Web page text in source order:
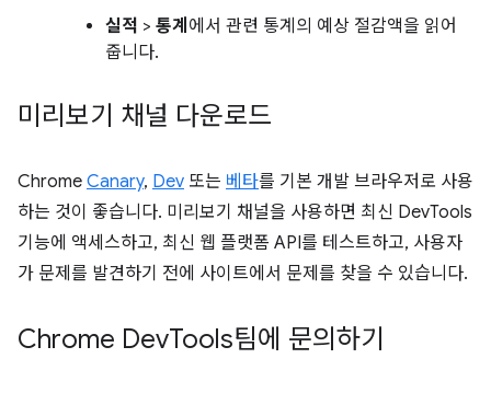
실적 > 통계 에서 관련 통계의 예상 절감액을 읽어
줍니다.
미리보기 채널 다운로드
Chrome Canary, Dev 또는 베타를 기본 개발 브라우저로 사용
하는 것이 좋습니다. 미리보기 채널을 사용하면 최신 DevTools
기능에 액세스하고, 최신 웹 플랫폼 API를 테스트하고, 사용자
가 문제를 발견하기 전에 사이트에서 문제를 찾을 수 있습니다.
Chrome DevTools팀에 문의하기